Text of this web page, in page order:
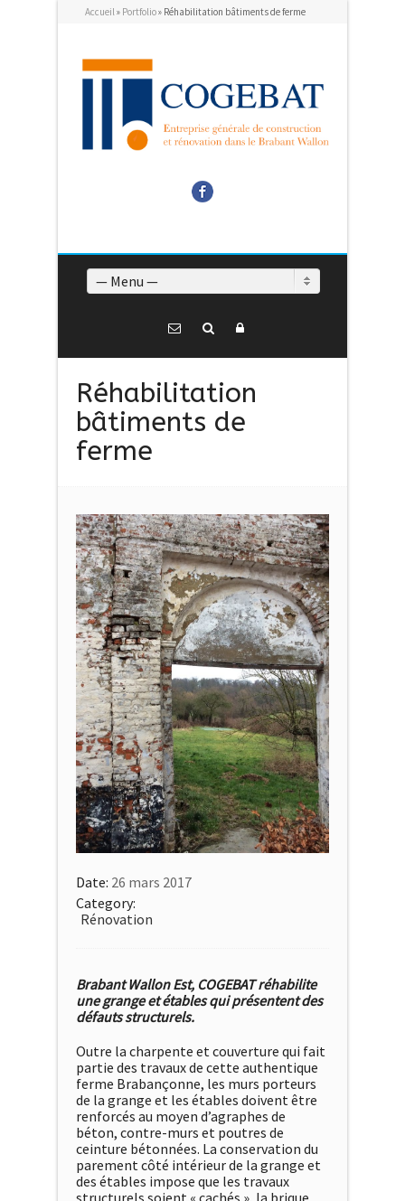
Accueil» Portfolio» Réhabilitation bâtiments de ferme
— Menu —
Réhabilitation
bâtiments de
ferme
Date: 26 mars 2017
Category:
Rénovation
Brabant Wallon Est, COGEBAT réhabilite
une grange et étables qui présentent des
défauts structurels.
Outre la charpente et couverture qui fait
partie des travaux de cette authentique
ferme Brabançonne, les murs porteurs
de la grange et les étables doivent être
renforcés au moyen d’agraphes de
béton, contre-murs et poutres de
ceinture bétonnées. La conservation du
parement côté intérieur de la grange et
des étables impose que les travaux